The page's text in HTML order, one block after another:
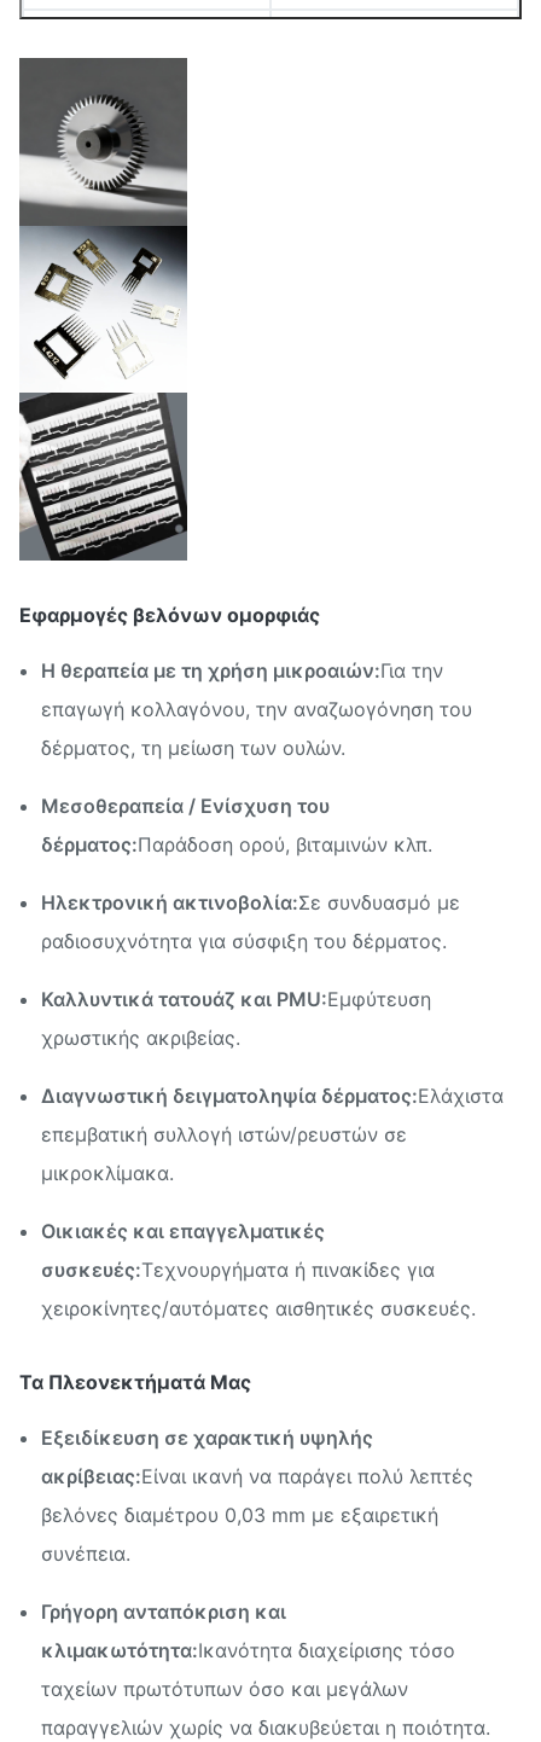
Γωνία της άκρης
Δάχος
Τελεία επιφάνειας
Εφαρμογές βελόνων ομορφιάς
Η θεραπεία με τη χρήση μικροαιών:Για την
επαγωγή κολλαγόνου, την αναζωογόνηση του
δέρματος, τη μείωση των ουλών.
Μεσοθεραπεία / Ενίσχυση του
δέρματος:Παράδοση ορού, βιταμινών κλπ.
Ηλεκτρονική ακτινοβολία:Σε συνδυασμό με
ραδιοσυχνότητα για σύσφιξη του δέρματος.
Καλλυντικά τατουάζ και PMU:Εμφύτευση
χρωστικής ακριβείας.
Διαγνωστική δειγματοληψία δέρματος:Ελάχιστα
επεμβατική συλλογή ιστών/ρευστών σε
μικροκλίμακα.
Οικιακές και επαγγελματικές
συσκευές:Τεχνουργήματα ή πινακίδες για
χειροκίνητες/αυτόματες αισθητικές συσκευές.
Τα Πλεονεκτήματά Μας
Εξειδίκευση σε χαρακτική υψηλής
ακρίβειας:Είναι ικανή να παράγει πολύ λεπτές
βελόνες διαμέτρου 0,03 mm με εξαιρετική
συνέπεια.
Γρήγορη ανταπόκριση και
κλιμακωτότητα:Ικανότητα διαχείρισης τόσο
ταχείων πρωτότυπων όσο και μεγάλων
παραγγελιών χωρίς να διακυβεύεται η ποιότητα.